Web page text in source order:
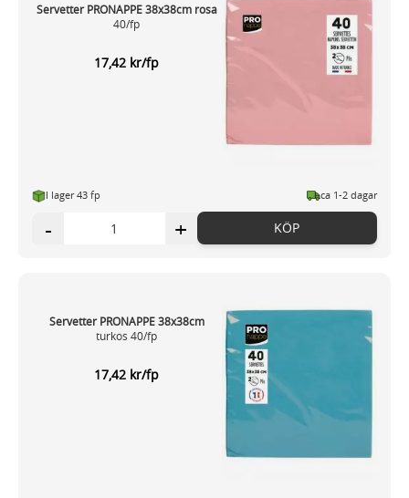
Servetter PRONAPPE 38x38cm rosa
40/fp
17,42 kr/fp
I lager 43 fp ca 1-2 dagar
- + KÖP
Servetter PRONAPPE 38x38cm
turkos 40/fp
17,42 kr/fp